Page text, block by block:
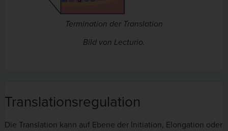
Termination der Translation
Bild von Lecturio.
Translationsregulation
Die Translation kann auf Ebene der Initiation, Elongation oder